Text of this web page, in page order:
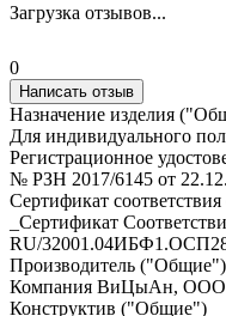
Загрузка отзывов...
0
Написать отзыв
Назначение изделия
Для индивидуального
Регистрационное
№ РЗН 2017/6145 от
Сертификат
_Сертификат
RU/
Производитель ("Общие")
Компания ВиЦыАн, ООО
Конструктив ("Общие")